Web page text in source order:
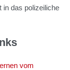
in das polizeiliche
vom